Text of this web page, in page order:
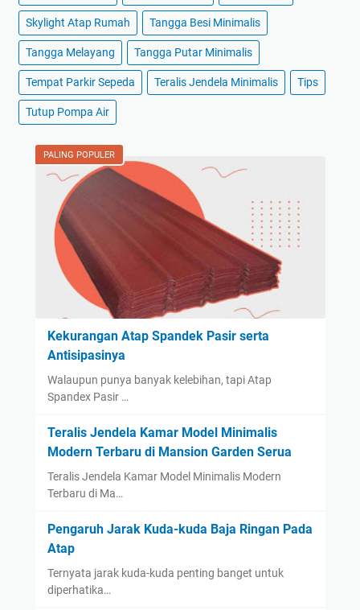
Skylight Atap Rumah Tangga Besi Minimalis
Tangga Melayang Tangga Putar Minimalis
Tempat Parkir Sepeda Teralis Jendela Minimalis Tips
Tutup Pompa Air
PALING POPULER
Kekurangan Atap Spandek Pasir serta
Antisipasinya
Walaupun punya banyak kelebihan, tapi Atap
Spandex Pasir …
Teralis Jendela Kamar Model Minimalis
Modern Terbaru di Mansion Garden Serua
Teralis Jendela Kamar Model Minimalis Modern
Terbaru di Ma…
Pengaruh Jarak Kuda-kuda Baja Ringan Pada
Atap
Ternyata jarak kuda-kuda penting banget untuk
diperhatika…